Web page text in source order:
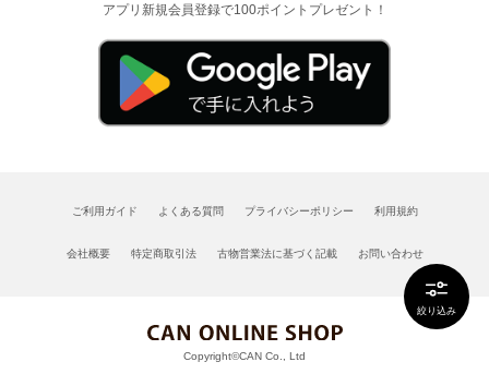
絞り込み
アプリ新規会員登録で100ポイントプレゼント！
ご利用ガイド よくある質問 プライバシーポリシー 利用規約
会社概要 特定商取引法 古物営業法に基づく記載 お問い合わせ
Copyright©CAN Co., Ltd